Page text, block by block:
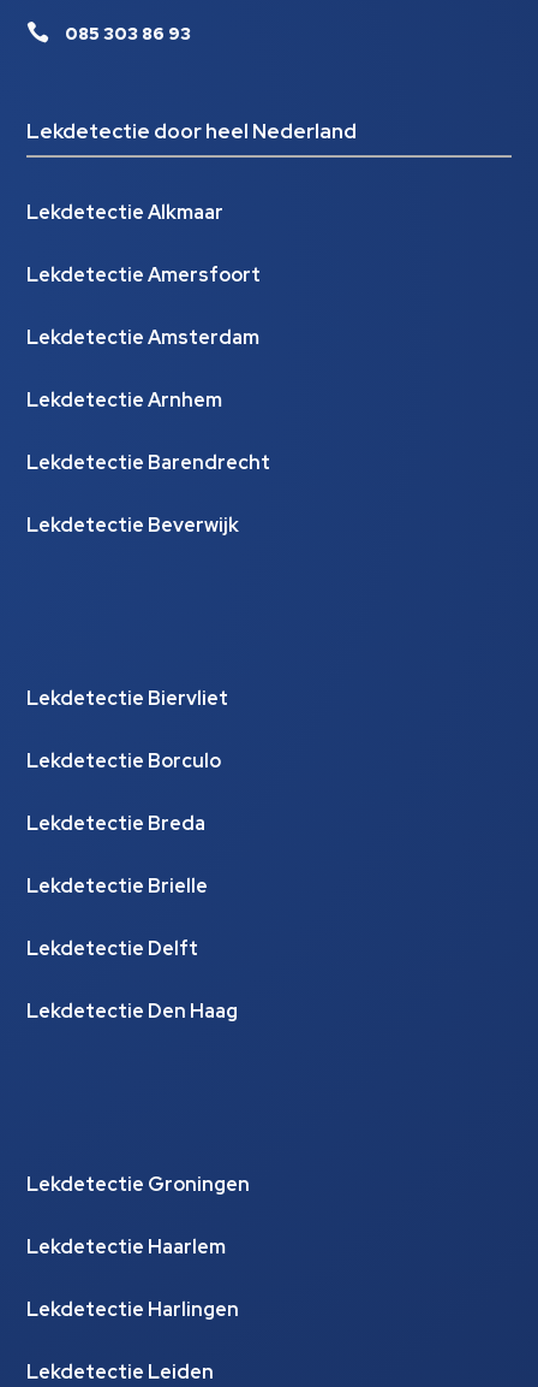
 085 303 86 93
Lekdetectie door heel Nederland
Lekdetectie Alkmaar
Lekdetectie Amersfoort
Lekdetectie Amsterdam
Lekdetectie Arnhem
Lekdetectie Barendrecht
Lekdetectie Beverwijk
Lekdetectie Biervliet
Lekdetectie Borculo
Lekdetectie Breda
Lekdetectie Brielle
Lekdetectie Delft
Lekdetectie Den Haag
Lekdetectie Groningen
Lekdetectie Haarlem
Lekdetectie Harlingen
Lekdetectie Leiden